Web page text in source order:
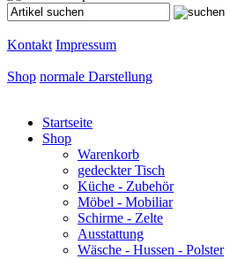
Kontakt Impressum
Shop normale Darstellung
Startseite
Shop
Warenkorb
gedeckter Tisch
Küche - Zubehör
Möbel - Mobiliar
Schirme - Zelte
Ausstattung
Wäsche - Hussen - Polster